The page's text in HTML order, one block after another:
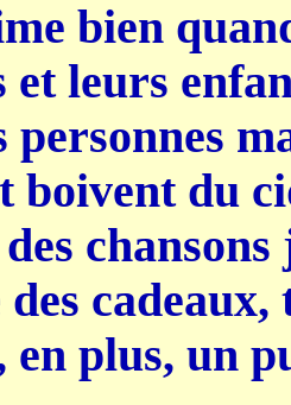
bien
et leurs
personnes
boivent du
en plus, un